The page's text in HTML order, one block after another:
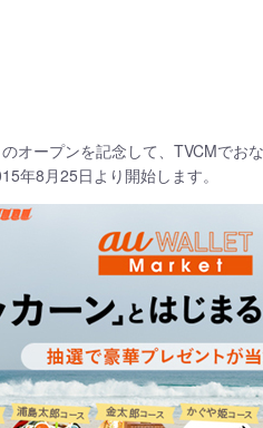
オープンを記念して、TVCMでお
年8月25日より開始します。